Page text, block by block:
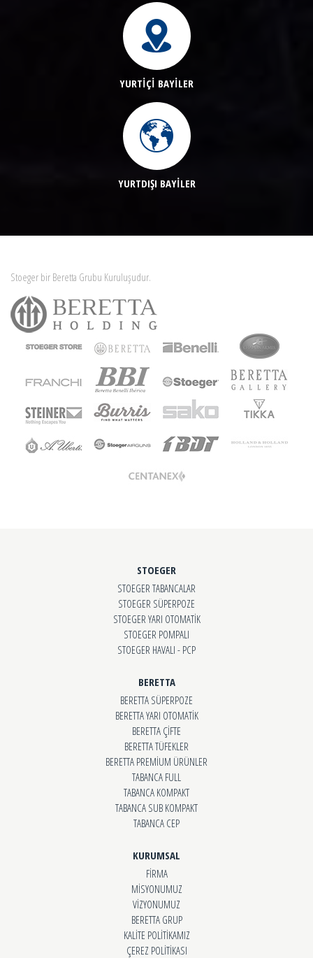
YURTİÇİ BAYİLER
YURTDIŞI BAYİLER
Stoeger bir Beretta Grubu Kuruluşudur.
STOEGER
STOEGER TABANCALAR
STOEGER SÜPERPOZE
STOEGER YARI OTOMATİK
STOEGER POMPALI
STOEGER HAVALI - PCP
BERETTA
BERETTA SÜPERPOZE
BERETTA YARI OTOMATİK
BERETTA ÇİFTE
BERETTA TÜFEKLER
BERETTA PREMİUM ÜRÜNLER
TABANCA FULL
TABANCA KOMPAKT
TABANCA SUB KOMPAKT
TABANCA CEP
KURUMSAL
FİRMA
MİSYONUMUZ
VİZYONUMUZ
BERETTA GRUP
KALİTE POLİTİKAMIZ
ÇEREZ POLİTİKASI